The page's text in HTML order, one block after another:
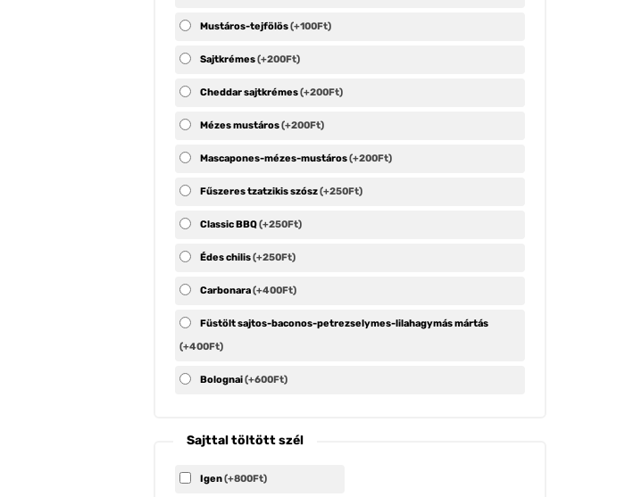
Mustáros-tejfölös(+100Ft)
Sajtkrémes(+200Ft)
Cheddar sajtkrémes(+200Ft)
Mézes mustáros(+200Ft)
Mascapones-mézes-mustáros(+200Ft)
Fűszeres tzatzikis szósz(+250Ft)
Classic BBQ(+250Ft)
Édes chilis(+250Ft)
Carbonara(+400Ft)
Füstölt sajtos-baconos-petrezselymes-lilahagymás mártás
(+400Ft)
Bolognai(+600Ft)
Sajttal töltött szél
Igen(+800Ft)